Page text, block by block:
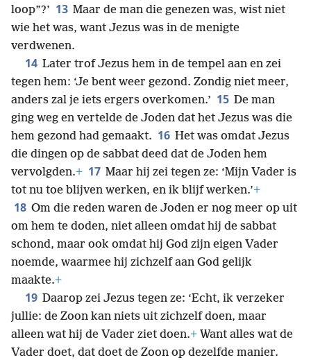
loop”?’ 13 Maar de man die genezen was, wist niet
wie het was, want Jezus was in de menigte
verdwenen.
14 Later trof Jezus hem in de tempel aan en zei
tegen hem: ‘Je bent weer gezond. Zondig niet meer,
anders zal je iets ergers overkomen.’ 15 De man
ging weg en vertelde de Joden dat het Jezus was die
hem gezond had gemaakt. 16 Het was omdat Jezus
die dingen op de sabbat deed dat de Joden hem
vervolgden.+ 17 Maar hij zei tegen ze: ‘Mijn Vader is
tot nu toe blijven werken, en ik blijf werken.’+
18 Om die reden waren de Joden er nog meer op uit
om hem te doden, niet alleen omdat hij de sabbat
schond, maar ook omdat hij God zijn eigen Vader
noemde, waarmee hij zichzelf aan God gelijk
maakte.+
19 Daarop zei Jezus tegen ze: ‘Echt, ik verzeker
jullie: de Zoon kan niets uit zichzelf doen, maar
alleen wat hij de Vader ziet doen.+ Want alles wat de
Vader doet, dat doet de Zoon op dezelfde manier.